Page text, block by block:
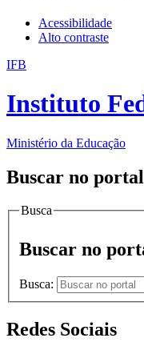
Acessibilidade
Alto contraste
IFB
Instituto
Ministério da Educação
Buscar no portal
Busca
Buscar no
Busca:
Redes Sociais